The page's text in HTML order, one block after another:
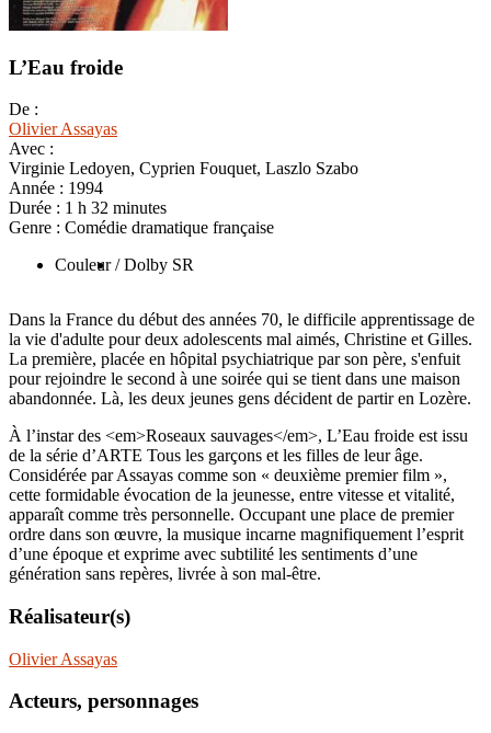
L’Eau froide
De :
Olivier Assayas
Avec :
Virginie Ledoyen, Cyprien Fouquet, Laszlo Szabo
Année : 1994
Durée : 1 h 32 minutes
Genre : Comédie dramatique française
Couleur / Dolby SR
Dans la France du début des années 70, le difficile apprentissage de
la vie d'adulte pour deux adolescents mal aimés, Christine et Gilles.
La première, placée en hôpital psychiatrique par son père, s'enfuit
pour rejoindre le second à une soirée qui se tient dans une maison
abandonnée. Là, les deux jeunes gens décident de partir en Lozère.
À l’instar des <em>Roseaux sauvages</em>, L’Eau froide est issu
de la série d’ARTE Tous les garçons et les filles de leur âge.
Considérée par Assayas comme son « deuxième premier film »,
cette formidable évocation de la jeunesse, entre vitesse et vitalité,
apparaît comme très personnelle. Occupant une place de premier
ordre dans son œuvre, la musique incarne magnifiquement l’esprit
d’une époque et exprime avec subtilité les sentiments d’une
génération sans repères, livrée à son mal-être.
Réalisateur(s)
Olivier Assayas
Acteurs, personnages